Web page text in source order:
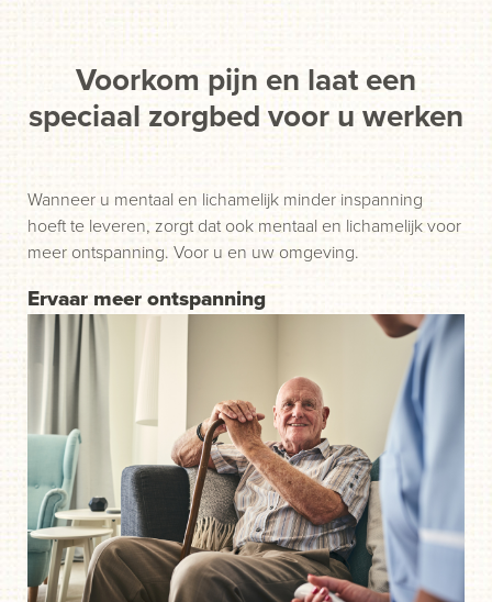
Voorkom pijn en laat een
speciaal zorgbed voor u werken
Ervaar meer ontspanning
Wanneer u mentaal en lichamelijk minder inspanning
hoeft te leveren, zorgt dat ook mentaal en lichamelijk voor
meer ontspanning. Voor u en uw omgeving.